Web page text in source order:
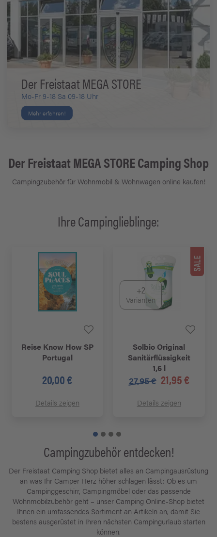
Der Freistaat MEGA STORE
Mo-Fr 9-18 Sa 09-18 Uhr
Mehr erfahren!
Der Freistaat MEGA STORE Camping Shop
Campingzubehör für Wohnmobil & Wohnwagen online kaufen!
Ihre Campinglieblinge:
Reise Know How SP
Portugal
20,00 €
Details zeigen
+2
Varianten
Solbio Original
Sanitärflüssigkeit
1,6 l
27,95 € 21,95 €
Details zeigen
Campingzubehör entdecken!
Der Freistaat Camping Shop bietet alles an Campingausrüstung
an was Ihr Camper Herz höher schlagen lässt: Ob es um
Campinggeschirr, Campingmöbel oder das passende
Wohnmobilzubehör geht – unser Camping Online-Shop bietet
Ihnen ein umfassendes Sortiment an Artikeln an, damit Sie
bestens ausgerüstet in Ihren nächsten Campingurlaub starten
können.